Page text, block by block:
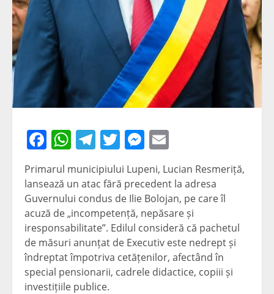
Facebook
WhatsApp
Telegram
TwitterMessenger
Primarul municipiului Lupeni, Lucian Resmeriță,
lansează un atac fără precedent la adresa
Guvernului condus de Ilie Bolojan, pe care îl
acuză de „incompetență, nepăsare și
iresponsabilitate”. Edilul consideră că pachetul
de măsuri anunțat de Executiv este nedrept și
îndreptat împotriva cetățenilor, afectând în
special pensionarii, cadrele didactice, copiii și
investițiile publice.